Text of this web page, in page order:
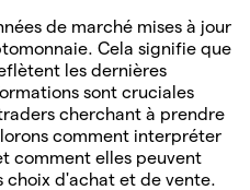
de marché mises à jour
Cela signifie que
les dernières
sont cruciales
cherchant à prendre
comment interpréter
comment elles peuvent
choix d'achat et de vente.